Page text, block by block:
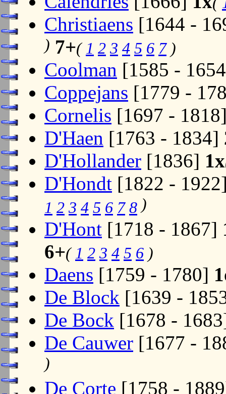
Christiaens [1644 -
) 7+( 1 2 3 4 5 6 7)
Coolman [1585 -
Coppejans [1779 -
Cornelis [1697 -
D'Haen [1763 - 1834]
D'Hollander [1836] 1x
D'Hondt [1822 -
1 2 3 4 5 6 7 8)
D'Hont [1718 - 1867]
6+( 1 2 3 4 5 6 )
Daens [1759 - 1780]
De Block [1639 -
De Bock [1678 -
De Cauwer [1677 -
)
De Corte [1758 -